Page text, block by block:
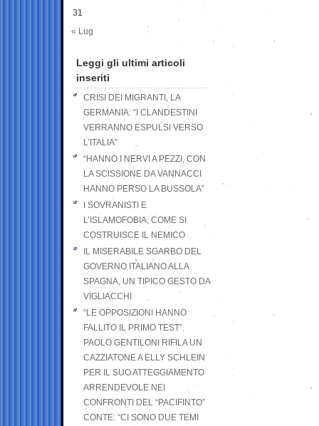
31
« Lug
Leggi gli ultimi articoli
inseriti
CRISI DEI MIGRANTI, LA
GERMANIA: “I CLANDESTINI
VERRANNO ESPULSI VERSO
L’ITALIA”
“HANNO I NERVI A PEZZI, CON
LA SCISSIONE DA VANNACCI
HANNO PERSO LA BUSSOLA”
I SOVRANISTI E
L’ISLAMOFOBIA, COME SI
COSTRUISCE IL NEMICO
IL MISERABILE SGARBO DEL
GOVERNO ITALIANO ALLA
SPAGNA, UN TIPICO GESTO DA
VIGLIACCHI
“LE OPPOSIZIONI HANNO
FALLITO IL PRIMO TEST”.
PAOLO GENTILONI RIFILA UN
CAZZIATONE A ELLY SCHLEIN
PER IL SUO ATTEGGIAMENTO
ARRENDEVOLE NEI
CONFRONTI DEL “PACIFINTO”
CONTE: “CI SONO DUE TEMI